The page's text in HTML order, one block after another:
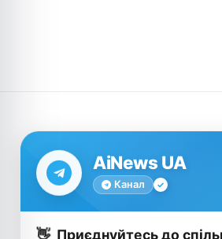
AiNews UA
Канал
👋 Приєднуйтесь до